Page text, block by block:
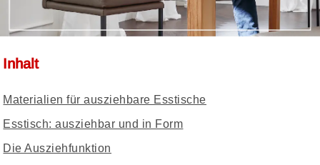
Inhalt
Materialien für ausziehbare Esstische
Esstisch: ausziehbar und in Form
Die Ausziehfunktion